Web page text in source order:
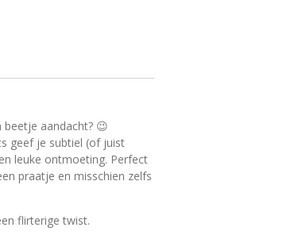
aandacht? 😉
geef je subtiel (of juist
leuke ontmoeting. Perfect
praatje en misschien zelfs
flirterige twist.